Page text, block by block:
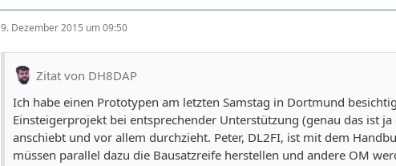
9. Dezember 2015 um 09:50
Zitat von DH8DAP
Ich habe einen Prototypen am letzten Samstag in Dortmund
Einsteigerprojekt bei entsprechender Unterstützung (genau das ist
anschiebt und vor allem durchzieht. Peter, DL2FI, ist mit dem
müssen parallel dazu die Bausatzreife herstellen und andere OM